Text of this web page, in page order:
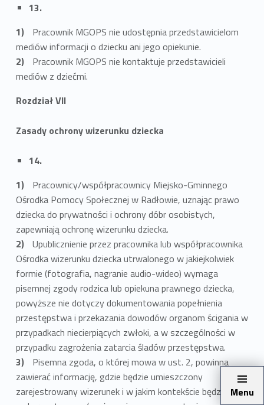
Menu
13.
Pracownik MGOPS nie udostępnia przedstawicielom
mediów informacji o dziecku ani jego opiekunie.
Pracownik MGOPS nie kontaktuje przedstawicieli
mediów z dziećmi.
Rozdział VII
Zasady ochrony wizerunku dziecka
14.
Pracownicy/współpracownicy Miejsko-Gminnego
Ośrodka Pomocy Społecznej w Radłowie, uznając prawo
dziecka do prywatności i ochrony dóbr osobistych,
zapewniają ochronę wizerunku dziecka.
Upublicznienie przez pracownika lub współpracownika
Ośrodka wizerunku dziecka utrwalonego w jakiejkolwiek
formie (fotografia, nagranie audio-wideo) wymaga
pisemnej zgody rodzica lub opiekuna prawnego dziecka,
powyższe nie dotyczy dokumentowania popełnienia
przestępstwa i przekazania dowodów organom ścigania w
przypadkach niecierpiących zwłoki, a w szczególności w
przypadku zagrożenia zatarcia śladów przestępstwa.
Pisemna zgoda, o której mowa w ust. 2, powinna
zawierać informację, gdzie będzie umieszczony
zarejestrowany wizerunek i w jakim kontekście będzie